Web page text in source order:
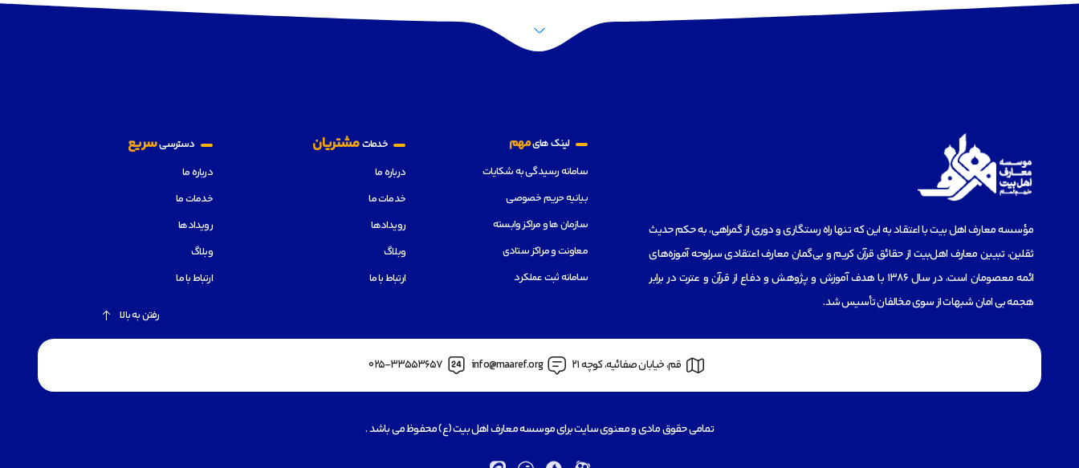
مؤسسه‌ معارف اهل بیت با اعتقاد به این که تنها راه رستگاری و دوری از گمراهی، به حکم حدیث
ثقلین، تبیین معارف اهل‌بیت از حقائق قرآن کریم و بی‌گمان معارف اعتقادی سرلوحه آموزه‌های
ائمه معصومان است، در سال 1386 با هدف آموزش و پژوهش و دفاع از قرآن و عترت در برابر
هجمه بی امان شبهات از سوی مخالفان تأسیس شد.
لینک هایمهم
سامانه رسیدگی به شکایات
بیانیه حریم خصوصی
سازمان ها و مراکز وابسته
معاونت و مراکز ستادی
سامانه ثبت عملکرد
خدماتمشتریان
درباره ما
خدمات ما
رویدادها
وبلاگ
ارتباط با ما
دسترسیسریع
درباره ما
خدمات ما
رویدادها
وبلاگ
ارتباط با ما
رفتن به بالا
قم، خیابان صفائیه، کوچه 21 info@maaref.org
025-33553657
تمامی حقوق مادی و معنوی سایت برای موسسه معارف اهل بیت (ع) محفوظ می باشد .